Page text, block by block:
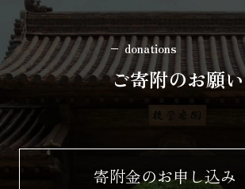
donations
ご寄附のお願い
寄附金のお申し込み